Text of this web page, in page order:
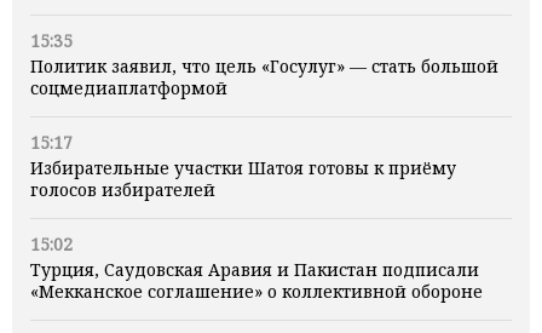
15:35
Политик заявил, что цель «Госулуг» — стать большой
соцмедиаплатформой
15:17
Избирательные участки Шатоя готовы к приёму
голосов избирателей
15:02
Турция, Саудовская Аравия и Пакистан подписали
«Мекканское соглашение» о коллективной обороне